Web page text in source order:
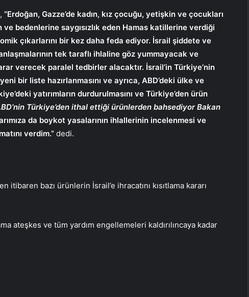
“Erdoğan, Gazze’de kadın, kız çocuğu, yetişkin ve çocukları
bedenlerine saygısızlık eden Hamas katillerine verdiği
çıkarlarını bir kez daha feda ediyor. İsrail şiddete ve
tek taraflı ihlaline göz yummayacak ve
verecek paralel tedbirler alacaktır. İsrail’in Türkiye’nin
bir liste hazırlanmasını ve ayrıca, ABD’deki ülke ve
yatırımların durdurulmasını ve Türkiye’den ürün
Türkiye’den ithal ettiği ürünlerden bahsediyor Bakan
da boykot yasalarının ihlallerinin incelenmesi ve
verdim.” dedi.
itibaren bazı ürünlerin İsrail’e ihracatını kısıtlama kararı
ateşkes ve tüm yardım engellemeleri kaldırılıncaya kadar